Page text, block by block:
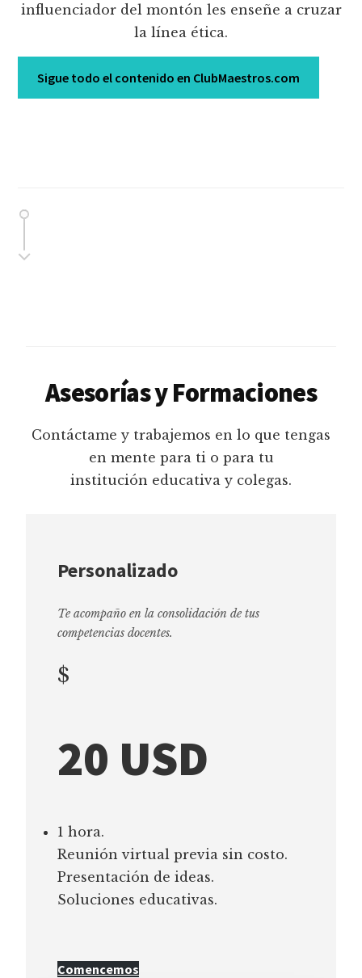
influenciador del montón les enseñe a cruzar
la línea ética.
Sigue todo el contenido en ClubMaestros.com
Asesorías y Formaciones
Contáctame y trabajemos en lo que tengas
en mente para ti o para tu
institución educativa y colegas.
Personalizado
Te acompaño en la consolidación de tus
competencias docentes.
$
20 USD
1 hora.
Reunión virtual previa sin costo.
Presentación de ideas.
Soluciones educativas.
Comencemos